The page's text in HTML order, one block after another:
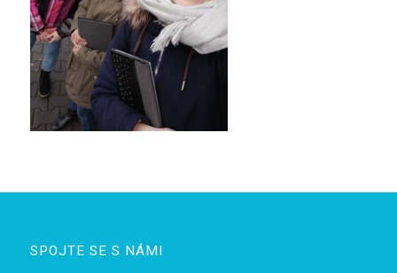
SPOJTE SE S NÁMI